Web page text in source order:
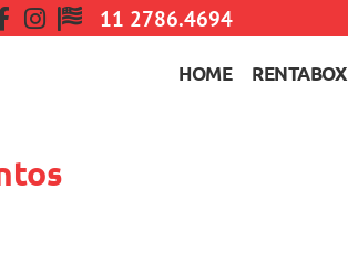
11 2786.4694
HOME RENTABOX